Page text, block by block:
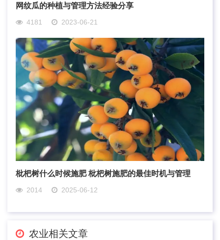
网纹瓜的种植与管理方法经验分享
4181 2023-06-21
枇杷树什么时候施肥 枇杷树施肥的最佳时机与管理
2014 2025-06-12
农业相关文章